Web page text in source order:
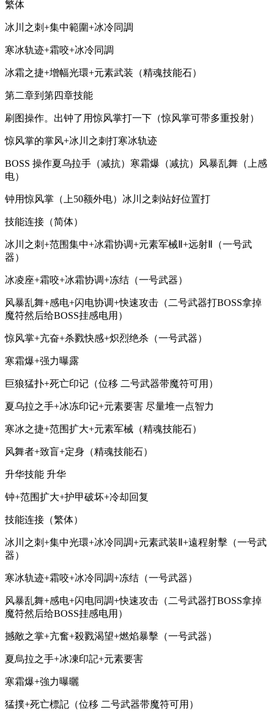
繁体
冰川之刺+集中範圍+冰冷同調
寒冰轨迹+霜咬+冰冷同調
冰霜之捷+增幅光環+元素武装（精魂技能石）
第二章到第四章技能
刷图操作。出钟了用惊风掌打一下（惊风掌可带多重投射）
惊风掌的掌风+冰川之刺打寒冰轨迹
BOSS 操作夏乌拉手（减抗）寒霜爆（减抗）风暴乱舞（上感
电）
钟用惊风掌（上50额外电）冰川之刺站好位置打
技能连接（简体）
冰川之刺+范围集中+冰霜协调+元素军械Ⅱ+远射Ⅱ（一号武
器）
冰凌座+霜咬+冰霜协调+冻结（一号武器）
风暴乱舞+感电+闪电协调+快速攻击（二号武器打BOSS拿掉
魔符然后给BOSS挂感电用）
惊风掌+亢奋+杀戮快感+炽烈绝杀（一号武器）
寒霜爆+强力曝露
巨狼猛扑+死亡印记（位移 二号武器带魔符可用）
夏乌拉之手+冰冻印记+元素要害 尽量堆一点智力
寒冰之捷+范围扩大+元素军械（精魂技能石）
风舞者+致盲+定身（精魂技能石）
升华技能 升华
钟+范围扩大+护甲破坏+冷却回复
技能连接（繁体）
冰川之刺+集中光環+冰冷同調+元素武装Ⅱ+遠程射擊（一号武
器）
寒冰轨迹+霜咬+冰冷同調+冻结（一号武器）
风暴乱舞+感电+闪电同調+快速攻击（二号武器打BOSS拿掉
魔符然后给BOSS挂感电用）
撼敵之掌+亢奮+殺戮渴望+燃焰暴擊（一号武器）
夏烏拉之手+冰凍印記+元素要害
寒霜爆+強力曝曬
猛撲+死亡標記（位移 二号武器带魔符可用）